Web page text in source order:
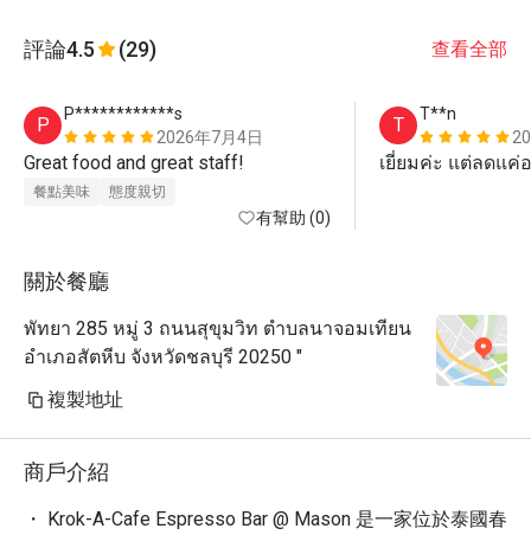
評論4.5 (29) 查看全部
P
P************s
2026年7月4日
Great food and great staff!
餐點美味 態度親切
有幫助 (0)
T
T**n
เยี่ยมค่ะ แต่ลดแค่
關於餐廳
พัทยา 285 หมู่ 3 ถนนสุขุมวิท ตำบลนาจอมเทียน
อำเภอสัตหีบ จังหวัดชลบุรี 20250 "
複製地址
商戶介紹
・ Krok-A-Cafe Espresso Bar @ Mason 是一家位於泰國春